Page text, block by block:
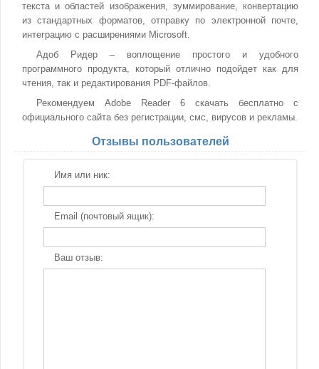
текста и областей изображения, зуммирование, конвертацию
из стандартных форматов, отправку по электронной почте,
интеграцию с расширениями Microsoft.
Адоб Ридер – воплощение простого и удобного
программного продукта, который отлично подойдет как для
чтения, так и редактирования PDF-файлов.
Рекомендуем Adobe Reader 6 скачать бесплатно с
официального сайта без регистрации, смс, вирусов и рекламы.
Отзывы пользователей
Имя или ник:
Email (почтовый ящик):
Ваш отзыв: